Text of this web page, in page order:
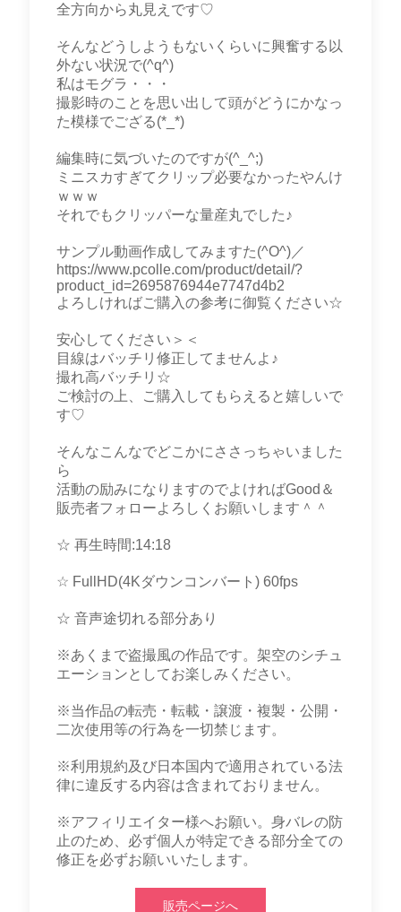
全方向から丸見えです♡
そんなどうしようもないくらいに興奮する以
外ない状況で(^q^)
私はモグラ・・・
撮影時のことを思い出して頭がどうにかなっ
た模様でござる(*_*)
編集時に気づいたのですが(^_^;)
ミニスカすぎてクリップ必要なかったやんけ
ｗｗｗ
それでもクリッパーな量産丸でした♪
サンプル動画作成してみますた(^O^)／
https://www.pcolle.com/product/detail/?
product_id=2695876944e7747d4b2
よろしければご購入の参考に御覧ください☆
安心してください＞＜
目線はバッチリ修正してませんよ♪
撮れ高バッチリ☆
ご検討の上、ご購入してもらえると嬉しいで
す♡
そんなこんなでどこかにささっちゃいました
ら
活動の励みになりますのでよければGood＆
販売者フォローよろしくお願いします＾＾
☆ 再生時間:14:18
☆ FullHD(4Kダウンコンバート) 60fps
☆ 音声途切れる部分あり
※あくまで盗撮風の作品です。架空のシチュ
エーションとしてお楽しみください。
※当作品の転売・転載・譲渡・複製・公開・
二次使用等の行為を一切禁じます。
※利用規約及び日本国内で適用されている法
律に違反する内容は含まれておりません。
※アフィリエイター様へお願い。身バレの防
止のため、必ず個人が特定できる部分全ての
修正を必ずお願いいたします。
販売ページへ